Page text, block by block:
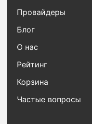
Провайдеры
Блог
О нас
Рейтинг
Корзина
Частые вопросы